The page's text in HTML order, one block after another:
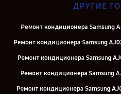
ДРУГИЕ
Ремонт кондиционера Samsung
Ремонт кондиционера Samsung
Ремонт кондиционера Samsung
Ремонт кондиционера Samsung
Ремонт кондиционера Samsung